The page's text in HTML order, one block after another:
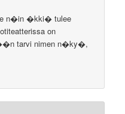
n�in �kki� tulee
on
tarvi nimen n�ky�,